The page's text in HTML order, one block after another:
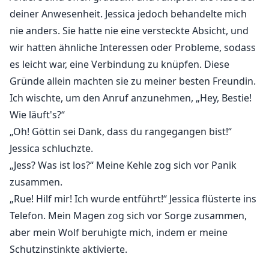
deiner Anwesenheit. Jessica jedoch behandelte mich
nie anders. Sie hatte nie eine versteckte Absicht, und
wir hatten ähnliche Interessen oder Probleme, sodass
es leicht war, eine Verbindung zu knüpfen. Diese
Gründe allein machten sie zu meiner besten Freundin.
Ich wischte, um den Anruf anzunehmen, „Hey, Bestie!
Wie läuft's?“
„Oh! Göttin sei Dank, dass du rangegangen bist!“
Jessica schluchzte.
„Jess? Was ist los?“ Meine Kehle zog sich vor Panik
zusammen.
„Rue! Hilf mir! Ich wurde entführt!“ Jessica flüsterte ins
Telefon. Mein Magen zog sich vor Sorge zusammen,
aber mein Wolf beruhigte mich, indem er meine
Schutzinstinkte aktivierte.